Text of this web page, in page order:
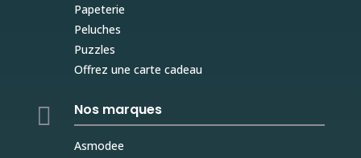
Papeterie
Peluches
Puzzles
Offrez une carte cadeau
 Nos marques
Asmodee